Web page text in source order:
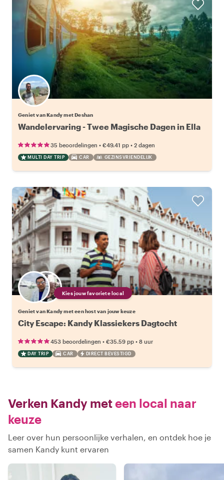
Geniet van Kandy met Deshan
Wandelervaring - Twee Magische Dagen in Ella
35 beoordelingen • €49.41 pp • 2 dagen
MULTI DAY TRIP CAR GEZINSVRIENDELIJK
Kies jouw favoriete local
Geniet van Kandy met een host van jouw keuze
City Escape: Kandy Klassiekers Dagtocht
453 beoordelingen • €35.59 pp • 8 uur
DAY TRIP CAR DIRECT BEVESTIGD
Verken Kandy meteen local naar
keuze
Leer over hun persoonlijke verhalen, en ontdek hoe je
samen Kandy kunt ervaren